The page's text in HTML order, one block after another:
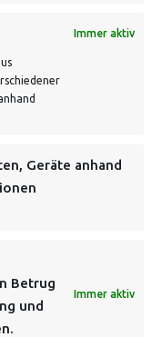
Immer aktiv
Geräte anhand
Betrug
und
Immer aktiv
Bitte prüfe